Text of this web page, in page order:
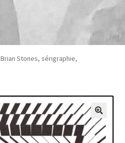
Brian Stones, sérigraphie,